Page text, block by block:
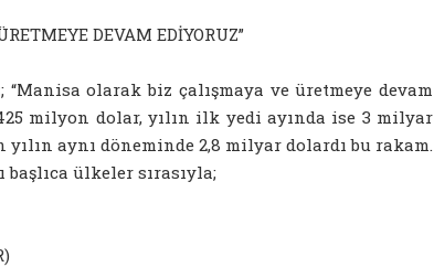
DEVAM EDİYORUZ”
“Manisa olarak biz çalışmaya ve üretmeye devam
milyon dolar, yılın ilk yedi ayında ise 3 milyar
aynı döneminde 2,8 milyar dolardı bu rakam.
başlıca ülkeler sırasıyla;